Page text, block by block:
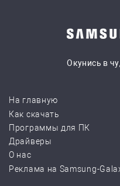
Окунись в
На главную
Как скачать
Программы для ПК
Драйверы
О нас
Реклама на Samsung-